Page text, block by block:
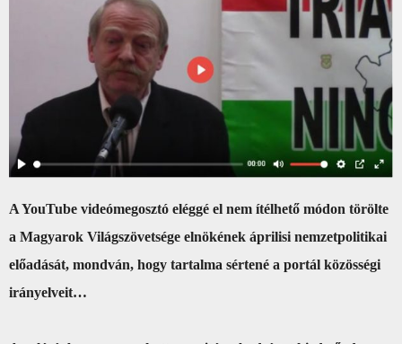
A YouTube videómegosztó eléggé el nem ítélhető módon törölte
a Magyarok Világszövetsége elnökének áprilisi nemzetpolitikai
előadását, mondván, hogy tartalma sértené a portál közösségi
irányelveit…